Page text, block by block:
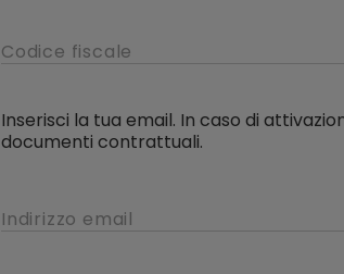
Inserisci la tua email. In caso di
documenti contrattuali.